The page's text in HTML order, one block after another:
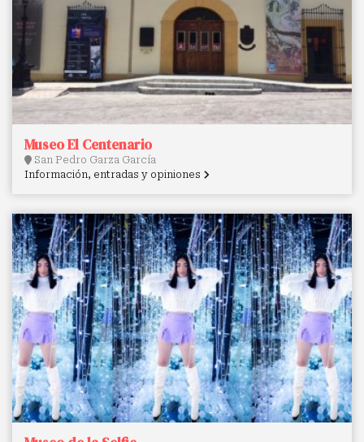
Museo El Centenario
San Pedro Garza García
Información, entradas y opiniones